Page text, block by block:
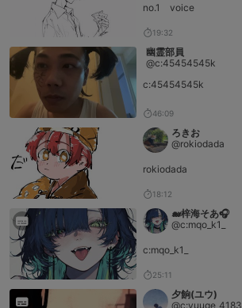
no.1 voice
19:32
幽霊部員
@c:45454545k
c:45454545k
46:09
ろきお
@rokiodada
rokiodada
18:12
🐋‪‪梓海そあ🎧
@c:mqo_k1_
c:mqo_k1_
25:11
夕餉(ユウ)
@c:yuuge_4183